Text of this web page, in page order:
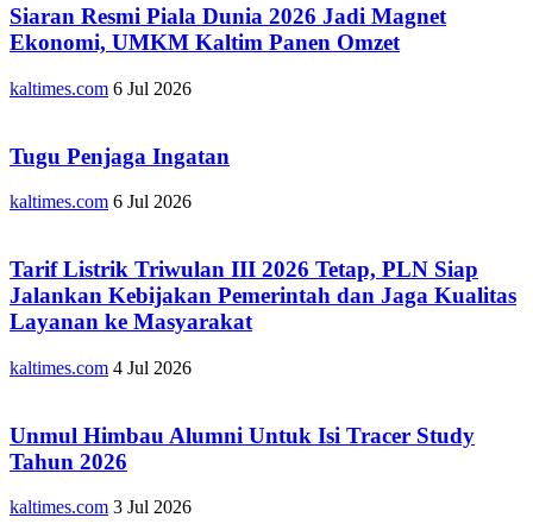
Siaran Resmi Piala Dunia 2026 Jadi Magnet
Ekonomi, UMKM Kaltim Panen Omzet
kaltimes.com 6 Jul 2026
Tugu Penjaga Ingatan
kaltimes.com 6 Jul 2026
Tarif Listrik Triwulan III 2026 Tetap, PLN Siap
Jalankan Kebijakan Pemerintah dan Jaga Kualitas
Layanan ke Masyarakat
kaltimes.com 4 Jul 2026
Unmul Himbau Alumni Untuk Isi Tracer Study
Tahun 2026
kaltimes.com 3 Jul 2026